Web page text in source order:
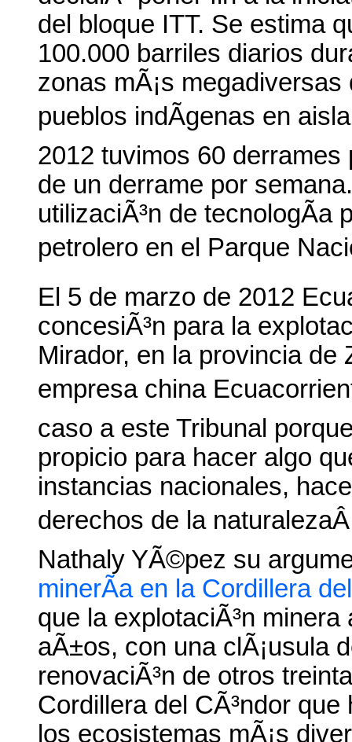
del bloque ITT. Se estima
100.000 barriles diarios
zonas mÃ¡s
pueblos indÃ­genas en
2012 tuvimos 60 derrames
de un derrame por
utilizaciÃ³n de tecnologÃ­a
petrolero en el Parque
El 5 de marzo de 2012
concesiÃ³n para la
Mirador, en la provincia de
empresa china
caso a este Tribunal
propicio para hacer algo
instancias nacionales,
derechos de la
Nathaly YÃ©pez su
minerÃ­a en la Cordillera
que la explotaciÃ³n
aÃ±os, con una clÃ¡usula
renovaciÃ³n de otros
Cordillera del CÃ³ndor
los ecosistemas mÃ¡s